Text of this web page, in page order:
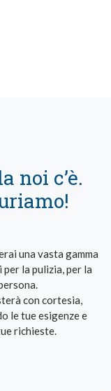
noi c’è.
una vasta gamma
la pulizia, per la
con cortesia,
le tue esigenze e
richieste.